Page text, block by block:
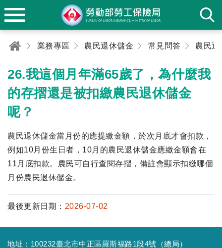
業務專區 農民退休儲金 常見問答 農民退
26.我這個月年滿65歲了，為什麼我
的存摺還是被扣繳農民退休儲金
呢？
農民退休儲金當月份的應提繳金額，於次月底才會扣款，
例如10月份生日者，10月的農民退休儲金應繳金額會在
11月底扣款。農民可自行查閱存摺，備註會顯示扣繳哪個
月份農民退休儲金。
最後更新日期： 2026-07-02
地址：100232臺北市中正區羅斯福路1段4號（總局）